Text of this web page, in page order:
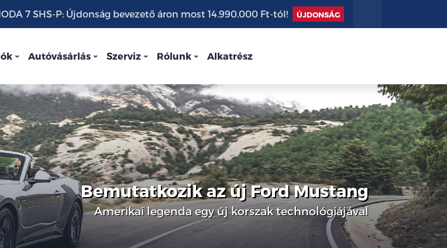
7 SHS-P: Újdonság bevezető áron most 14.990.000 Ft-tól! ÚJDONSÁG
Autóvásárlás Szerviz Rólunk Alkatrész
Bemutatkozik az új Ford Mustang
Amerikai legenda egy új korszak technológiájával